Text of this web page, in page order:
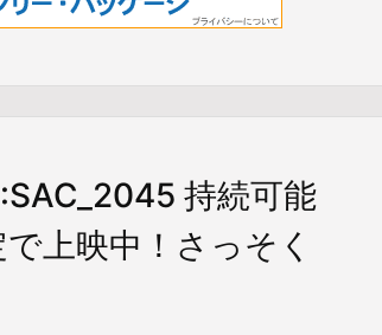
持続可能
上映中！さっそく